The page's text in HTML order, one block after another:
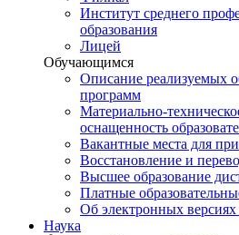
Институт среднего
образования
Лицей
Обучающимся
Описание реализуемых
программ
Материально-
оснащенность
Вакантные места для
Восстановление и
Высшее образование
Платные
Об электронных
Наука